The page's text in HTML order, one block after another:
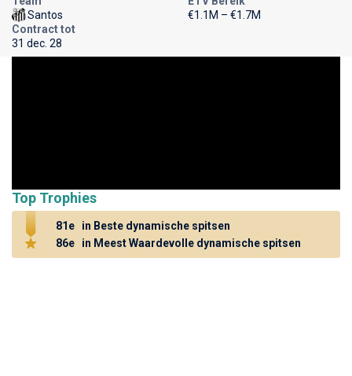
Santos
€1.1M – €1.7M
Contract tot
31 dec. 28
Top Trophies
81e
in Beste dynamische spitsen
86e
in Meest Waardevolle dynamische spitsen